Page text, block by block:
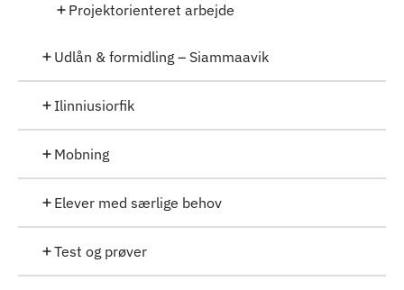
Projektorienteret arbejde
Udlån & formidling – Siammaavik
Ilinniusiorfik
Mobning
Elever med særlige behov
Test og prøver